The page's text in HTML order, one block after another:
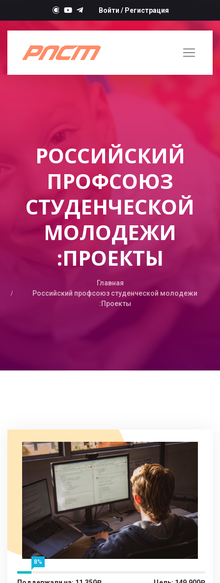
Войти / Регистрация
РОССИЙСКИЙ
ПРОФСОЮЗ
СТУДЕНЧЕСКОЙ
МОЛОДЕЖИ
:ПРОЕКТЫ
Главная
Российский профсоюз студенческой молодежи
:Проекты
8%